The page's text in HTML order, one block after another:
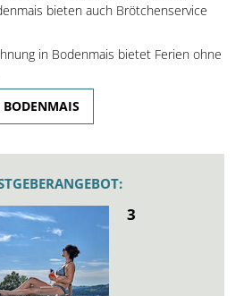
bieten auch Brötchenservice
in Bodenmais bietet Ferien ohne
BODENMAIS
3